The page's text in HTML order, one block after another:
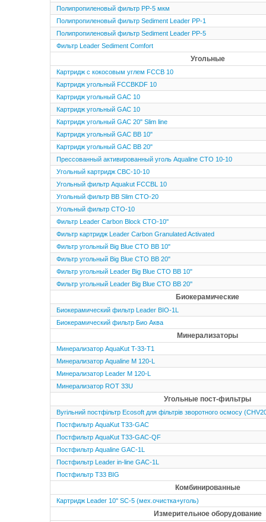
Полипропиленовый фильтр PP-5 мкм
Полипропиленовый фильтр Sediment Leader PP-1
Полипропиленовый фильтр Sediment Leader PP-5
Фильтр Leader Sediment Comfort
Угольные
Картридж с кокосовым углем FCCB 10
Картридж угольный FCCBKDF 10
Картридж угольный GAC 10
Картридж угольный GAC 10
Картридж угольный GAC 20" Slim line
Картридж угольный GAC BB 10"
Картридж угольный GAC BB 20"
Прессованный активированный уголь Aqualine CTO 10-10
Угольный картридж CBC-10-10
Угольный фильтр Aquakut FCCBL 10
Угольный фильтр BB Slim CTO-20
Угольный фильтр CTO-10
Фильтр Leader Carbon Block CTO-10''
Фильтр картридж Leader Carbon Granulated Activated
Фильтр угольный Big Blue СТО BB 10"
Фильтр угольный Big Blue СТО BB 20"
Фильтр угольный Leader Big Blue СТО BB 10"
Фильтр угольный Leader Big Blue СТО BB 20''
Биокерамические
Биокерамический фильтр Leader BIO-1L
Биокерамический фильтр Био Аква
Минерализаторы
Минерализатор AquaKut T-33-T1
Минерализатор Aqualine M 120-L
Минерализатор Leader M 120-L
Минерализатор ROT 33U
Угольные пост-фильтры
Вугільний постфільтр Ecosoft для фільтрів зворотного осмосу
Постфильтр AquaKut T33-GAC
Постфильтр AquaKut T33-GAC-QF
Постфильтр Aqualine GAC-1L
Постфильтр Leader in-line GAC-1L
Постфильтр T33 BIG
Комбинированные
Картридж Leader 10'' SC-5 (мех.очистка+уголь)
Измерительное оборудование